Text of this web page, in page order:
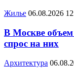
Жилье 06.08.2026
В Москве объем
спрос на них
Архитектура